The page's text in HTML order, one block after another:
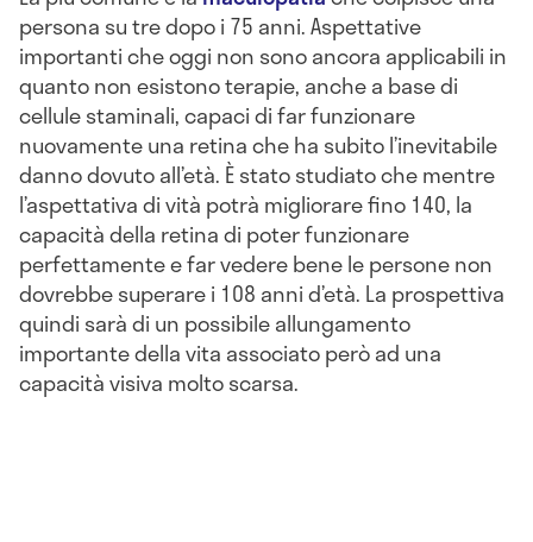
persona su tre dopo i 75 anni. Aspettative
importanti che oggi non sono ancora applicabili in
quanto non esistono terapie, anche a base di
cellule staminali, capaci di far funzionare
nuovamente una retina che ha subito l’inevitabile
danno dovuto all’età. È stato studiato che mentre
l’aspettativa di vità potrà migliorare fino 140, la
capacità della retina di poter funzionare
perfettamente e far vedere bene le persone non
dovrebbe superare i 108 anni d’età. La prospettiva
quindi sarà di un possibile allungamento
importante della vita associato però ad una
capacità visiva molto scarsa.